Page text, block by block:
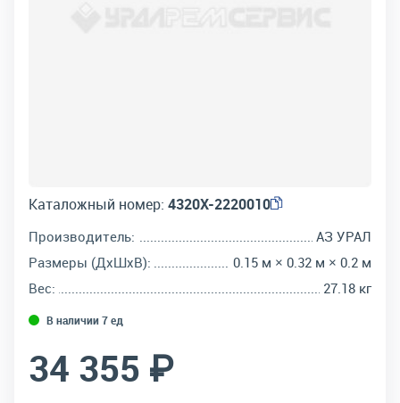
Каталожный номер: 4320Х-2220010
Производитель:
АЗ УРАЛ
Размеры (ДхШхВ):
0.15 м × 0.32 м × 0.2 м
Вес:
27.18 кг
В наличии 7 ед
34 355 ₽